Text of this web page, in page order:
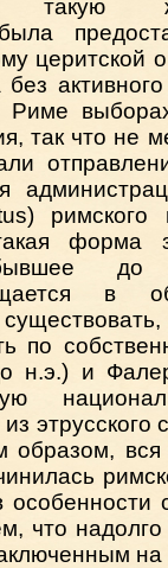
такую
Риме
так что не
форма
бывшее
в
по
н.э.) и
этрусского
образом,
что
на